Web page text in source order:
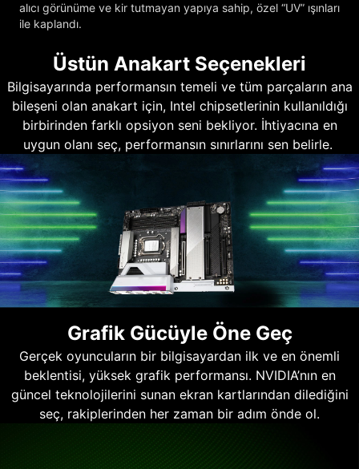
alıcı görünüme ve kir tutmayan yapıya sahip, özel “UV” ışınları
ile kaplandı.
Üstün Anakart Seçenekleri
Bilgisayarında performansın temeli ve tüm parçaların ana
bileşeni olan anakart için, Intel chipsetlerinin kullanıldığı
birbirinden farklı opsiyon seni bekliyor. İhtiyacına en
uygun olanı seç, performansın sınırlarını sen belirle.
Grafik Gücüyle Öne Geç
Gerçek oyuncuların bir bilgisayardan ilk ve en önemli
beklentisi, yüksek grafik performansı. NVIDIA’nın en
güncel teknolojilerini sunan ekran kartlarından dilediğini
seç, rakiplerinden her zaman bir adım önde ol.